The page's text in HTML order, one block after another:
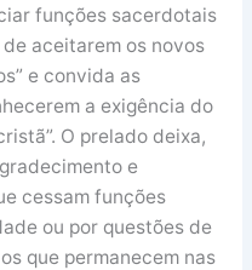
funções sacerdotais
aceitarem os novos
e convida as
a exigência do
O prelado deixa,
e
cessam funções
ou por questões de
que permanecem nas